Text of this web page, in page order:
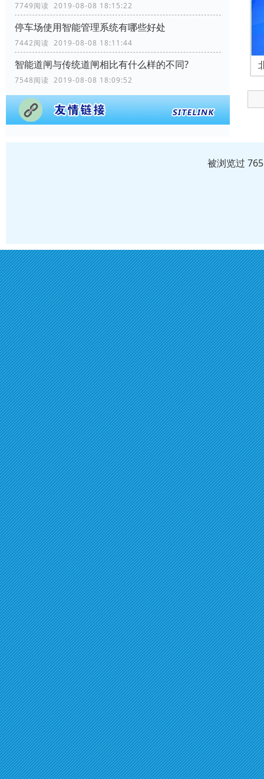
7749阅读 2019-08-08 18:15:22
停车场使用智能管理系统有哪些好处
7442阅读 2019-08-08 18:11:44
智能道闸与传统道闸相比有什么样的不同?
7548阅读 2019-08-08 18:09:52
被浏览过